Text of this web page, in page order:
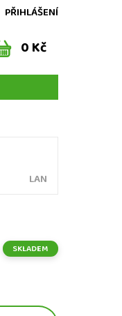
PŘIHLÁŠENÍ
0 Kč
LAN
SKLADEM